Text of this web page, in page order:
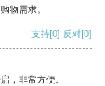
物需求。
支持[0] 反对[0]
，非常方便。